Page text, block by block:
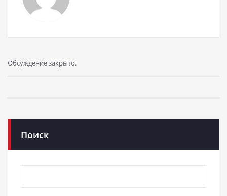
Обсуждение закрыто.
Поиск